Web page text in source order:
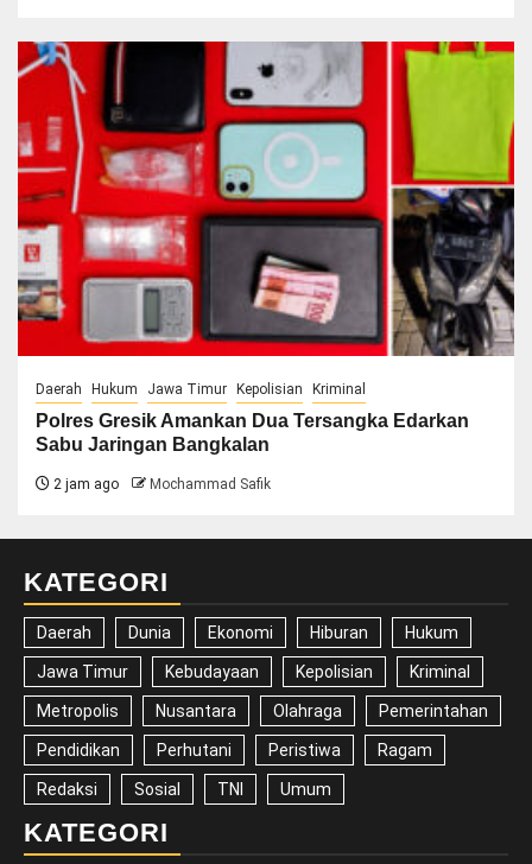
Daerah Hukum Jawa Timur Kepolisian Kriminal
Polres Gresik Amankan Dua Tersangka Edarkan
Sabu Jaringan Bangkalan
2 jam ago Mochammad Safik
KATEGORI
Daerah Dunia Ekonomi Hiburan Hukum
Jawa Timur Kebudayaan Kepolisian Kriminal
Metropolis Nusantara Olahraga Pemerintahan
Pendidikan Perhutani Peristiwa Ragam
Redaksi Sosial TNI Umum
KATEGORI